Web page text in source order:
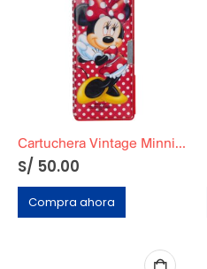
Cartuchera Vintage Minnie Mouse
S/ 50.00
Compra ahora